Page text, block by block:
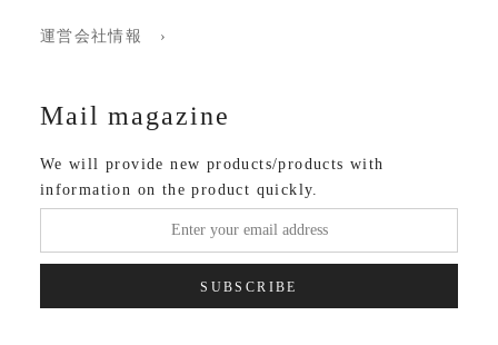
運営会社情報 ›
Mail magazine
We will provide new products/products with
information on the product quickly.
SUBSCRIBE